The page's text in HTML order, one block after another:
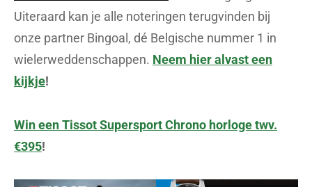
Uiteraard kan je alle noteringen terugvinden bij
onze partner Bingoal, dé Belgische nummer 1 in
wielerweddenschappen. Neem hier alvast een
kijkje!
Win een Tissot Supersport Chrono horloge twv.
€395!